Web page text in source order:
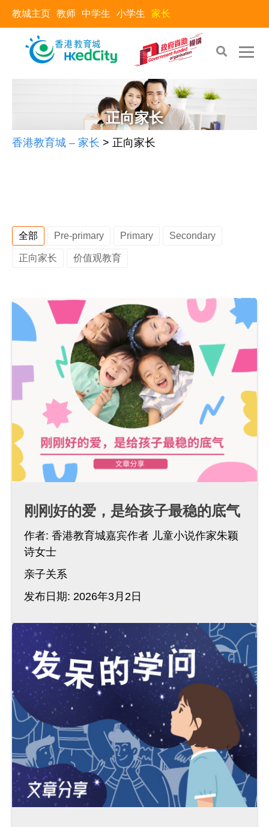
教城主页 教师 中学生 小学生 家长
content
正向家长
香港教育城 – 家长 > 正向家长
全部 Pre-primary Primary Secondary
正向家长 价值观教育
刚刚好的爱，是给孩子最稳的底气
作者: 香港教育城嘉宾作者 儿童小说作家朱颖
诗女士
亲子关系
发布日期: 2026年3月2日